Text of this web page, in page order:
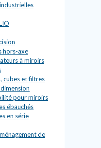
hors-axe
à miroirs
cubes et filtres
pour miroirs
ébauchés
en série
de